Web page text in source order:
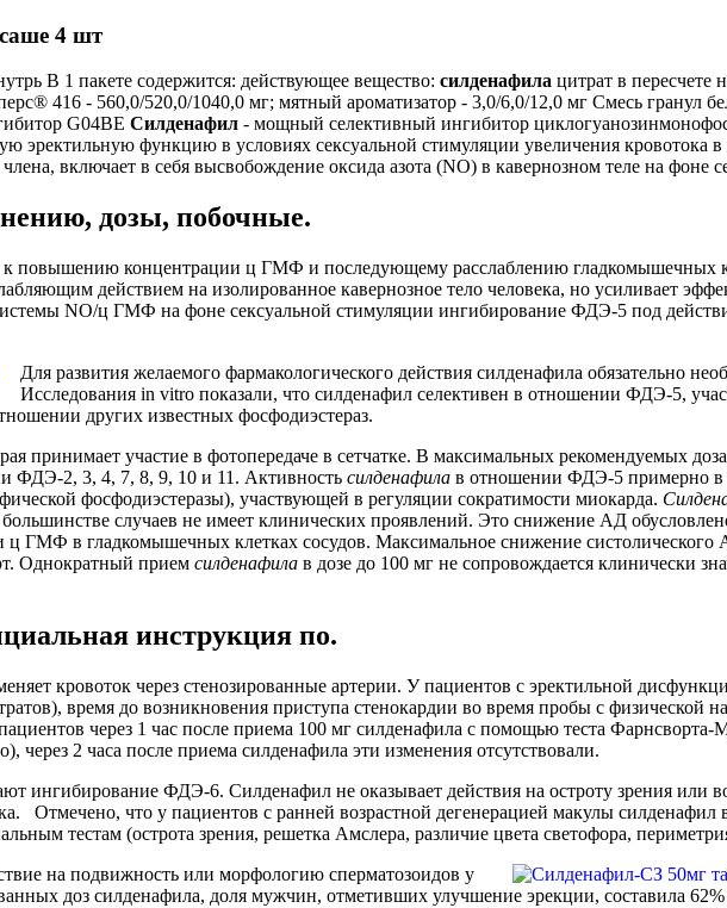
4 шт
В 1 пакете содержится: действующее вещество: силденафила цитрат в пересчете
416 - 560,0/520,0/1040,0 мг; мятный ароматизатор - 3,0/6,0/12,0 мг Смесь гранул
G04BE Силденафил - мощный селективный ингибитор
функцию в условиях сексуальной стимуляции увеличения кровотока в
включает в себя высвобождение оксида азота (NO) в кавернозном теле на фоне
дозы, побочные.
к повышению концентрации ц ГМФ и последующему расслаблению гладкомышечных
действием на изолированное кавернозное тело человека, но усиливает
NO/ц ГМФ на фоне сексуальной стимуляции ингибирование ФДЭ-5 под
Для развития желаемого фармакологического действия силденафила обязательно
Исследования in vitro показали, что силденафил селективен в отношении ФДЭ-5,
других известных фосфодиэстераз.
принимает участие в фотопередаче в сетчатке. В максимальных рекомендуемых
ФДЭ-2, 3, 4, 7, 8, 9, 10 и 11. Активность силденафила в отношении ФДЭ-5 примерно в
фосфодиэстеразы), участвующей в регуляции сократимости миокарда.
случаев не имеет клинических проявлений. Это снижение АД
ГМФ в гладкомышечных клетках сосудов. Максимальное снижение систолического
Однократный прием силденафила в дозе до 100 мг не сопровождается клинически
инструкция по.
кровоток через стенозированные артерии. У пациентов с эректильной
время до возникновения приступа стенокардии во время пробы с физической
через 1 час после приема 100 мг силденафила с помощью теста
через 2 часа после приема силденафила эти изменения отсутствовали.
ингибирование ФДЭ-6. Силденафил не оказывает действия на остроту зрения или
Отмечено, что у пациентов с ранней возрастной дегенерацией макулы
тестам (острота зрения, решетка Амслера, различие цвета светофора,
на подвижность или морфологию сперматозоидов у
доз силденафила, доля мужчин, отметивших улучшение эрекции, составила